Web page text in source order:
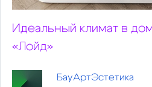
Идеальный климат в
«Лойд»
БауАртЭстетика